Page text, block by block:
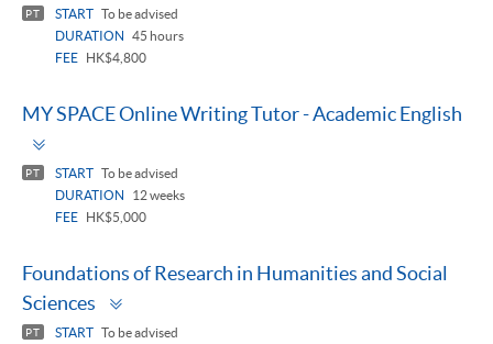
PT START To be advised
DURATION
45 hours
FEE
HK$4,800
MY SPACE Online Writing Tutor - Academic English
PT START To be advised
DURATION
12 weeks
FEE
HK$5,000
Foundations of Research in Humanities and Social
Sciences
PT START To be advised